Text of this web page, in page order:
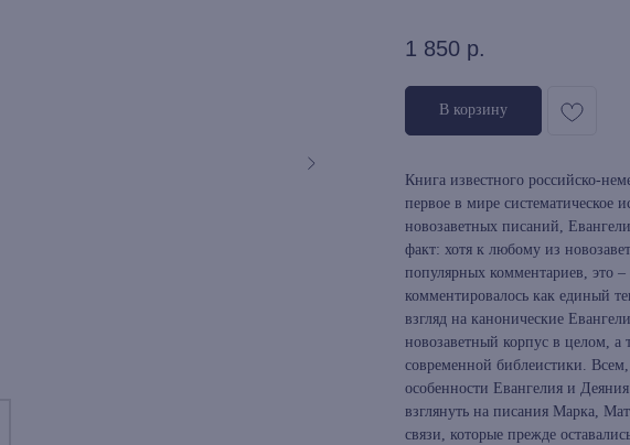
1 850 р.
В корзину
Книга известного российско-
первое в мире систематическое
новозаветных писаний,
факт: хотя к любому из
популярных комментариев, это
комментировалось как единый
взгляд на канонические
новозаветный корпус в целом,
современной библеистики.
особенности Евангелия и
взглянуть на писания Марка,
связи, которые прежде